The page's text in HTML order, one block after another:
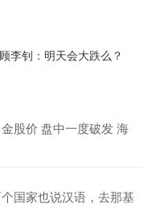
李钊：明天会大跌么？
股价 盘中一度破发 海
国家也说汉语，去那基